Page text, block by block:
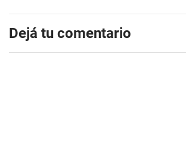
Dejá tu comentario